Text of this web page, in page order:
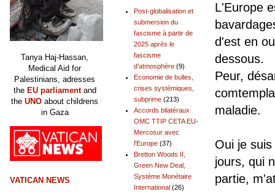
L'Europe
d'est en
dessous.
Peur,
maladie.
Oui je
jours, qui
partie,
Post-globalisation et
submersion du
fascisme à partir de
2025 après le
fascisme
d'atmosphère (9)
Economie de bulles,
crises systémiques,
subprime (213)
Accords bilatéraux
OMC TTIP CETA EU-
Mercosur avec
l'Europe (37)
Bretton Woods II,
Green New Deal,
Système Monétaire
International (26)
Tanya Haj-Hassan,
Medical Aid for
Palestinians, adresses
the EU parliamentand
the UNO about childrens
in Gaza
VATICAN NEWS